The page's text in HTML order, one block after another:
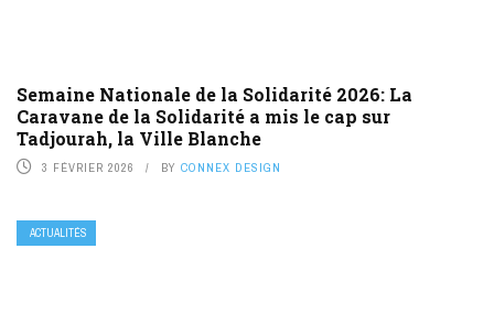
Semaine Nationale de la Solidarité 2026: La
Caravane de la Solidarité a mis le cap sur
Tadjourah, la Ville Blanche
3 FÉVRIER 2026 BY CONNEX DESIGN
ACTUALITÉS